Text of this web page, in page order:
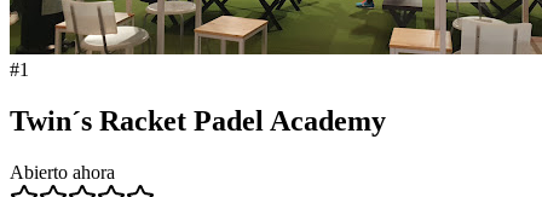
#1
Twin´s Racket Padel Academy
Abierto ahora